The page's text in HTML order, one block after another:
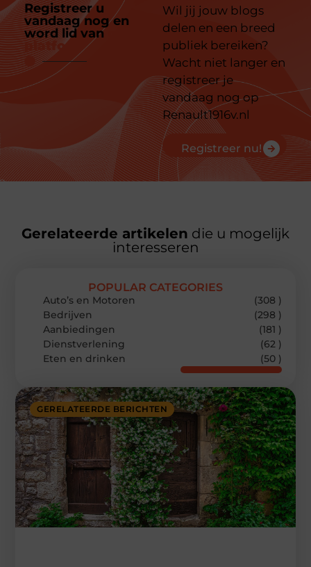
Registreer u
vandaag nog en
word lid van
platform
Wil jij jouw blogs
delen en een breed
publiek bereiken?
Wacht niet langer en
registreer je
vandaag nog op
Renault1916v.nl
Registreer nu!
Gerelateerde artikelen die u mogelijk
interesseren
GERELATEERDE BERICHTEN
POPULAR CATEGORIES
Auto’s en Motoren
(308 )
Bedrijven
(298 )
Aanbiedingen
(181 )
Dienstverlening
(62 )
Eten en drinken
(50 )